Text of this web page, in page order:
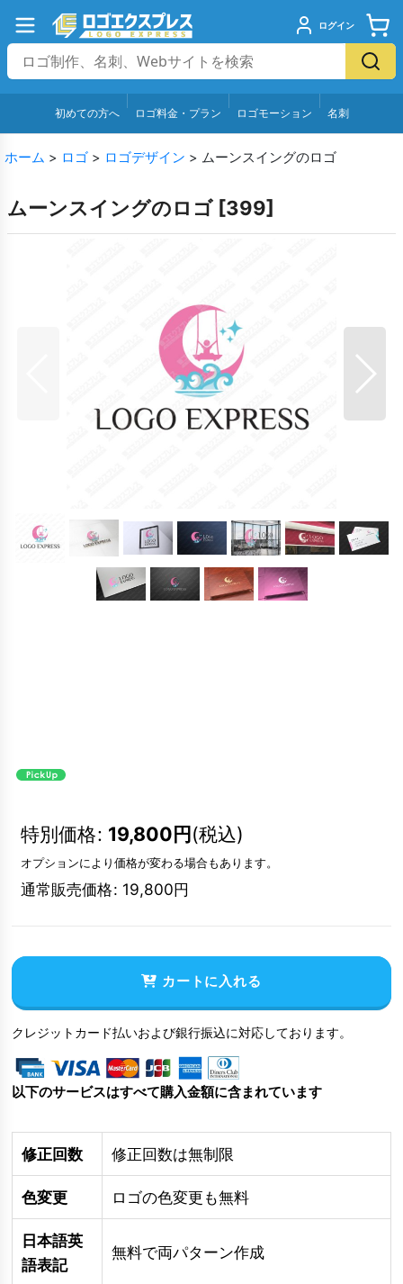
ログイン
初めての方へ ロゴ料金・プラン ロゴモーション 名刺
ホーム > ロゴ > ロゴデザイン > ムーンスイングのロゴ
ムーンスイングのロゴ [399]
特別価格: 19,800円(税込)
オプションにより価格が変わる場合もあります。
通常販売価格: 19,800円
カートに入れる
クレジットカード払いおよび銀行振込に対応しております。
以下のサービスはすべて購入金額に含まれています
修正回数 修正回数は無制限
色変更 ロゴの色変更も無料
日本語英
語表記
無料で両パターン作成